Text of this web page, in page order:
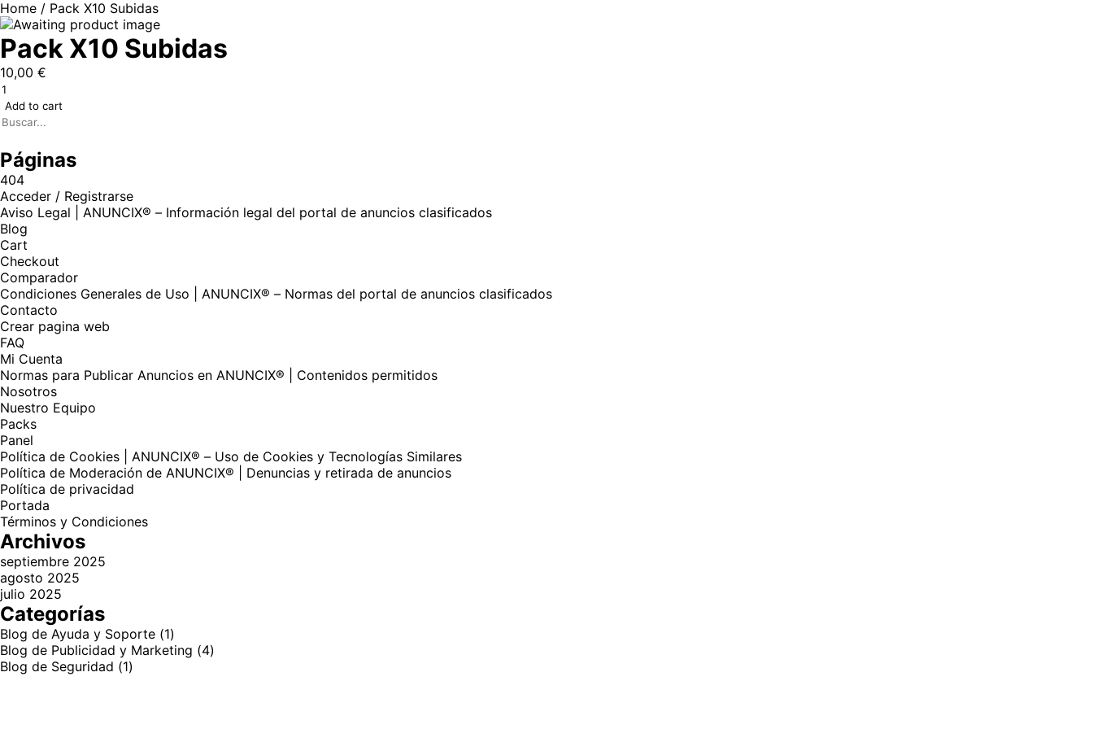
Home / Pack X10 Subidas
Pack X10 Subidas
10,00 €
Add to cart
Páginas
404
Acceder / Registrarse
Aviso Legal | ANUNCIX® – Información legal del portal de anuncios clasificados
Blog
Cart
Checkout
Comparador
Condiciones Generales de Uso | ANUNCIX® – Normas del portal de anuncios clasificados
Contacto
Crear pagina web
FAQ
Mi Cuenta
Normas para Publicar Anuncios en ANUNCIX® | Contenidos permitidos
Nosotros
Nuestro Equipo
Packs
Panel
Política de Cookies | ANUNCIX® – Uso de Cookies y Tecnologías Similares
Política de Moderación de ANUNCIX® | Denuncias y retirada de anuncios
Política de privacidad
Portada
Términos y Condiciones
Archivos
septiembre 2025
agosto 2025
julio 2025
Categorías
Blog de Ayuda y Soporte (1)
Blog de Publicidad y Marketing (4)
Blog de Seguridad (1)